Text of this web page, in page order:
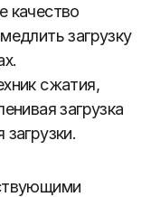
качество
загрузку
сжатия,
загрузка